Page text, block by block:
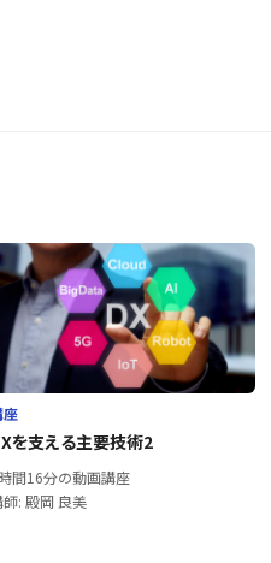
座
を支える主要技術2
間16分の動画講座
師: 殿岡 良美